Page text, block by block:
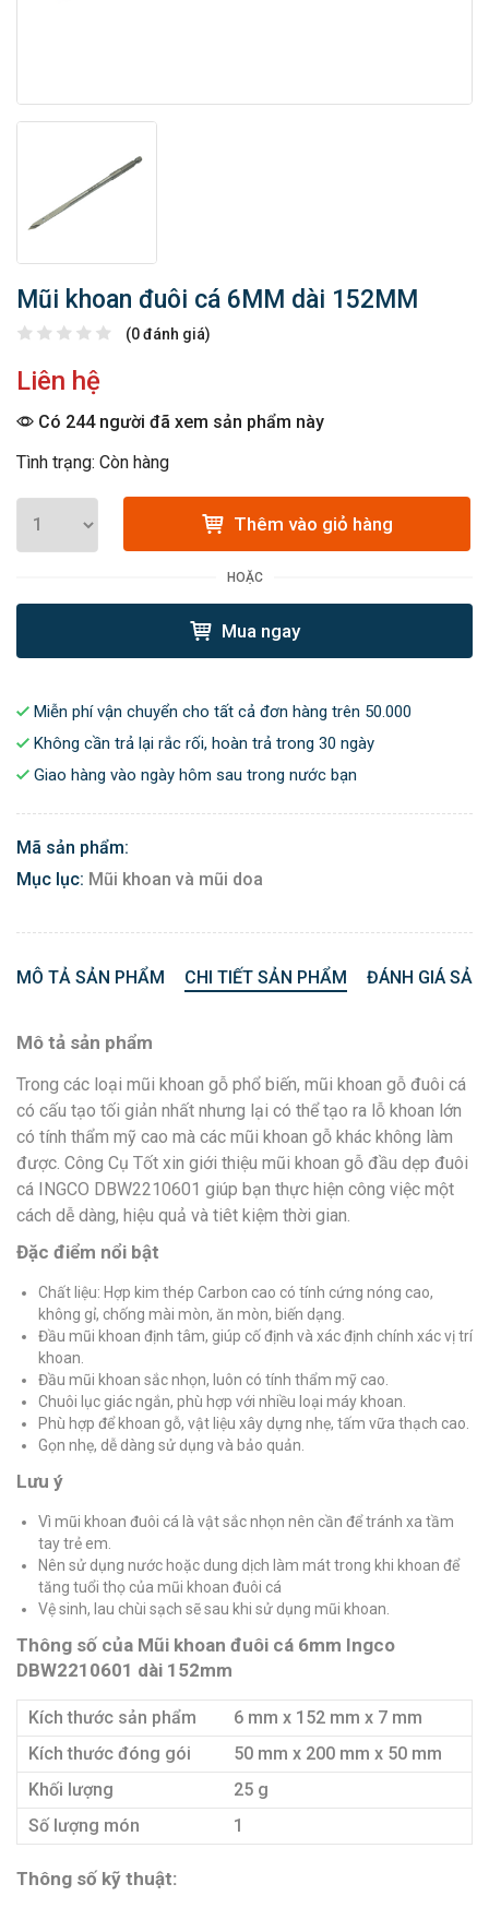
Mũi khoan đuôi cá 6MM dài 152MM
(0 đánh giá)
Liên hệ
Có 244 người đã xem sản phẩm này
Tình trạng: Còn hàng
Thêm vào giỏ hàng
HOẶC
Mua ngay
Miễn phí vận chuyển cho tất cả đơn hàng trên 50.000
Không cần trả lại rắc rối, hoàn trả trong 30 ngày
Giao hàng vào ngày hôm sau trong nước bạn
Mã sản phẩm:
Mục lục: Mũi khoan và mũi doa
MÔ TẢ SẢN PHẨM CHI TIẾT SẢN PHẨM ĐÁNH GIÁ
Mô tả sản phẩm
Trong các loại mũi khoan gỗ phổ biến, mũi khoan gỗ đuôi cá
có cấu tạo tối giản nhất nhưng lại có thể tạo ra lỗ khoan lớn
có tính thẩm mỹ cao mà các mũi khoan gỗ khác không làm
được. Công Cụ Tốt xin giới thiệu mũi khoan gỗ đầu dẹp đuôi
cá INGCO DBW2210601 giúp bạn thực hiện công việc một
cách dễ dàng, hiệu quả và tiêt kiệm thời gian.
Đặc điểm nổi bật
Chất liệu: Hợp kim thép Carbon cao có tính cứng nóng cao,
không gỉ, chống mài mòn, ăn mòn, biến dạng.
Đầu mũi khoan định tâm, giúp cố định và xác định chính xác vị trí
khoan.
Đầu mũi khoan sắc nhọn, luôn có tính thẩm mỹ cao.
Chuôi lục giác ngắn, phù hợp với nhiều loại máy khoan.
Phù hợp để khoan gỗ, vật liệu xây dựng nhẹ, tấm vữa thạch cao.
Gọn nhẹ, dễ dàng sử dụng và bảo quản.
Lưu ý
Vì mũi khoan đuôi cá là vật sắc nhọn nên cần để tránh xa tầm
tay trẻ em.
Nên sử dụng nước hoặc dung dịch làm mát trong khi khoan để
tăng tuổi thọ của mũi khoan đuôi cá
Vệ sinh, lau chùi sạch sẽ sau khi sử dụng mũi khoan.
Thông số của Mũi khoan đuôi cá 6mm Ingco
DBW2210601 dài 152mm
Kích thước sản phẩm
6 mm x 152 mm x 7 mm
Kích thước đóng gói
50 mm x 200 mm x 50 mm
Khối lượng
25 g
Số lượng món
1
Thông số kỹ thuật: